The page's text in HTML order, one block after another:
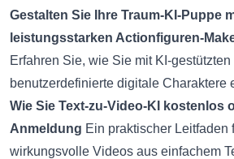
Gestalten Sie Ihre Traum-KI-Puppe
leistungsstarken Actionfiguren-
Erfahren Sie, wie Sie mit KI-
benutzerdefinierte digitale Charaktere
Wie Sie Text-zu-Video-KI kostenlos
Anmeldung Ein praktischer Leitfaden
wirkungsvolle Videos aus einfachem